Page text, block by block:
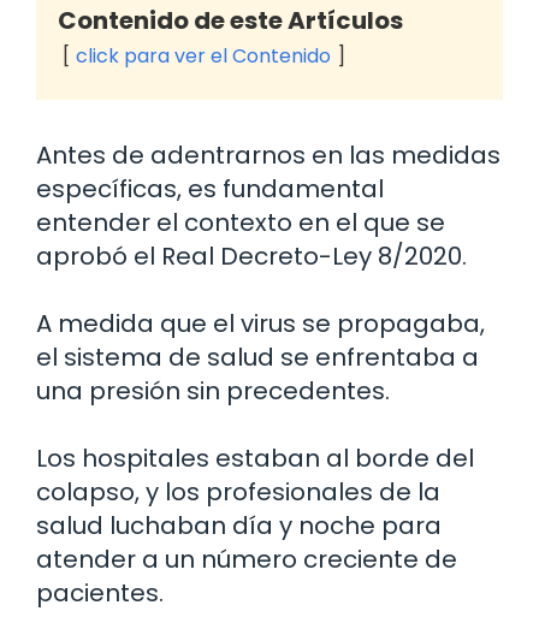
Contenido de este Artículos
click para ver el Contenido
Antes de adentrarnos en las medidas
específicas, es fundamental
entender el contexto en el que se
aprobó el Real Decreto-Ley 8/2020.
A medida que el virus se propagaba,
el sistema de salud se enfrentaba a
una presión sin precedentes.
Los hospitales estaban al borde del
colapso, y los profesionales de la
salud luchaban día y noche para
atender a un número creciente de
pacientes.